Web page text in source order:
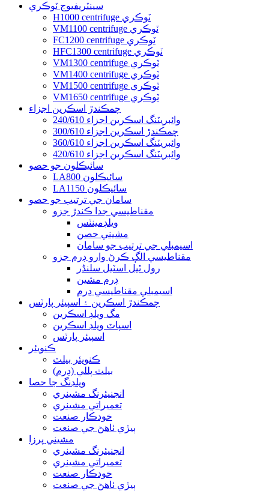
سينٽريفيوج ٽوڪري
H1000 centrifuge ٽوڪري
VM1100 centrifuge ٽوڪري
FC1200 centrifuge ٽوڪري
HFC1300 centrifuge ٽوڪري
VM1300 centrifuge ٽوڪري
VM1400 centrifuge ٽوڪري
VM1500 centrifuge ٽوڪري
VM1650 centrifuge ٽوڪري
چمڪندڙ اسڪرين اجزاء
240/610 وائبريٽنگ اسڪرين اجزاء
300/610 چمڪندڙ اسڪرين اجزاء
360/610 وائبريٽنگ اسڪرين اجزاء
420/610 وائبريٽنگ اسڪرين اجزاء
سائيڪلون جو حصو
LA800 سائيڪلون
LA1150 سائيڪلون
سامان جي ترتيب جو حصو
مقناطيسي جدا ڪندڙ جزو
ويلڊمينٽس
مشيني حصن
اسيمبلي جي ترتيب جو سامان
مقناطيسي الڳ ڪرڻ وارو ڊرم جزو
رول ٿيل اسٽيل سلنڈر
ڊرم مشين
اسيمبلي مقناطيسي ڊرم
چمڪندڙ اسڪرين ۽ اسپيئر پارٽس
مگ ويلڊ اسڪرين
اسپاٽ ويلڊ اسڪرين
اسپيئر پارٽس
ڪنويئر
ڪنويئر بيلٽ
بيلٽ پللي (ڊرم)
ويلڊنگ جا حصا
انجنيئرنگ مشينري
تعميراتي مشينري
خودڪار صنعت
ٻيڙي ٺاهڻ جي صنعت
مشيني پرزا
انجنيئرنگ مشينري
تعميراتي مشينري
خودڪار صنعت
ٻيڙي ٺاهڻ جي صنعت